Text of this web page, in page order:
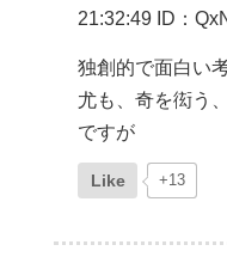
21:32:49 ID：
独創的で面白い
尤も、奇を衒う
ですが
Like +13